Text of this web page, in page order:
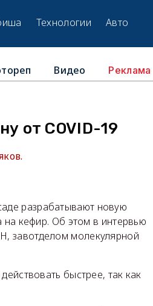
Технологии Авто
Видео Реклама
от COVID-19
разрабатывают новую
на кефир. Об этом в интервью
завотделом молекулярной
быстрее, так как